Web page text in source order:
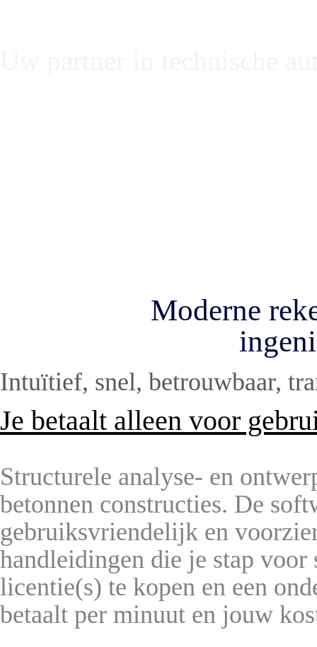
Moderne
Intuïtief, snel, betrouwbaar,
Je betaalt alleen voor
Structurele analyse- en
betonnen constructies. De
gebruiksvriendelijk en
handleidingen die je stap voor
licentie(s) te kopen en een
betaalt per minuut en jouw